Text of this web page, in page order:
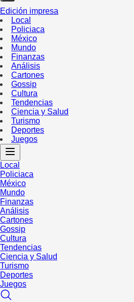
Edición impresa
Local
Policiaca
México
Mundo
Finanzas
Análisis
Cartones
Gossip
Cultura
Tendencias
Ciencia y Salud
Turismo
Deportes
Juegos
Local
Policiaca
México
Mundo
Finanzas
Análisis
Cartones
Gossip
Cultura
Tendencias
Ciencia y Salud
Turismo
Deportes
Juegos